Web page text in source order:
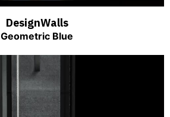
DesignWalls
Geometric Blue